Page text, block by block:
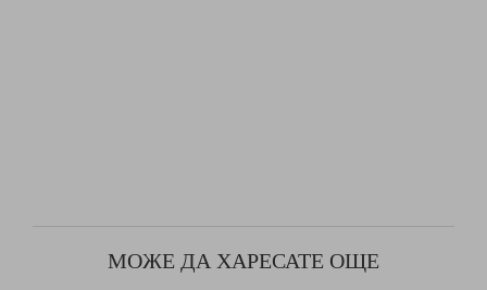
МОЖЕ ДА ХАРЕСАТЕ ОЩЕ